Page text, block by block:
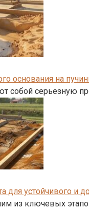
основания на
собой серьезную
для устойчивого и
из ключевых